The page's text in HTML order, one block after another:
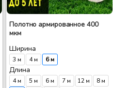
Полотно армированное 400
мкм
Ширина
3 м 4 м 6 м
Длина
4 м 5 м 6 м 7 м 12 м
8 м